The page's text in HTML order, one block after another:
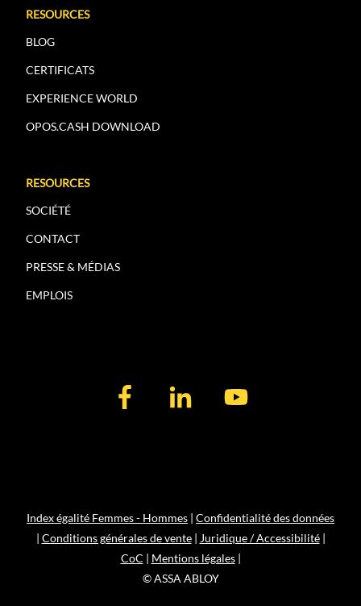
RESOURCES
BLOG
CERTIFICATS
EXPERIENCE WORLD
OPOS.CASH DOWNLOAD
RESOURCES
SOCIÉTÉ
CONTACT
PRESSE & MÉDIAS
EMPLOIS
Index égalité Femmes - Hommes | Confidentialité des données
| Conditions générales de vente| Juridique / Accessibilité|
CoC | Mentions légales|
© ASSA ABLOY